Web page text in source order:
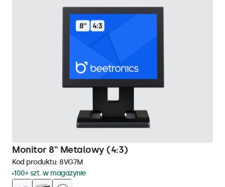
Monitor 8" Metalowy (4:3)
Kod produktu: 8VG7M
100+ szt. w magazynie